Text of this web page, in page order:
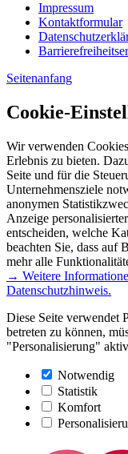
Impressum
Kontaktformular
Seitenanfang
Cookie-
Wir verwenden
Erlebnis zu bieten.
Seite und für die
Unternehmensziele
anonymen
Anzeige
entscheiden, welche
beachten Sie, dass auf
mehr alle
→ Weitere
Datenschutzhinweis.
Diese Seite verwendet
betreten zu können,
"Personalisierung"
Notwendig
Statistik
Komfort